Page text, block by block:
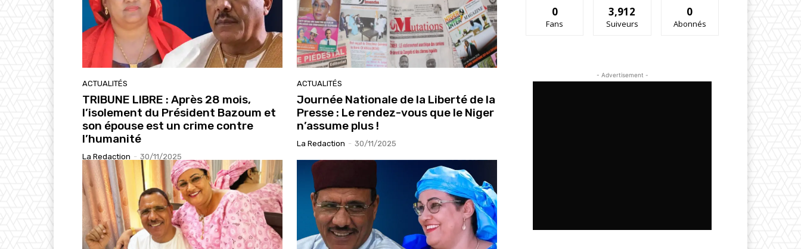
ACTUALITÉS
TRIBUNE LIBRE : Après 28 mois,
l’isolement du Président Bazoum et
son épouse est un crime contre
l’humanité
La Redaction - 30/11/2025
ACTUALITÉS
Journée Nationale de la Liberté de la
Presse : Le rendez-vous que le Niger
n’assume plus !
La Redaction - 30/11/2025
0
Fans
3,912
Suiveurs
0
Abonnés
- Advertisement -